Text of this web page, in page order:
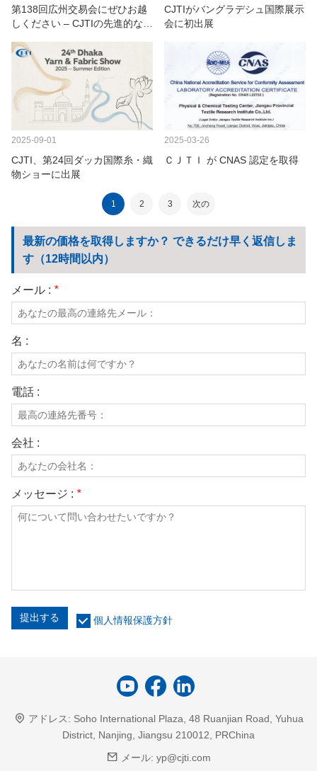
第138回広州交易会にぜひお越
しください – CJTIの先進的な防
CJTIがバングラデシュ国際展示
会に初出展
2025-09-01
CJTI、第24回ダッカ国際糸・織
物ショーに出展
2025-03-26
ＣＪＴＩ が CNAS 認定を取得
1 2 3 次の
最新の価格を取得しますか？ できるだけ早く返信しま
す（12時間以内）
メール : *
名 :
電話 :
会社 :
メッセージ : *
提出する 個人情報保護方針
アドレス: Soho International Plaza, 48 Ruanjian Road, Yuhua
District, Nanjing, Jiangsu 210012, PRChina
メール: yp@cjti.com